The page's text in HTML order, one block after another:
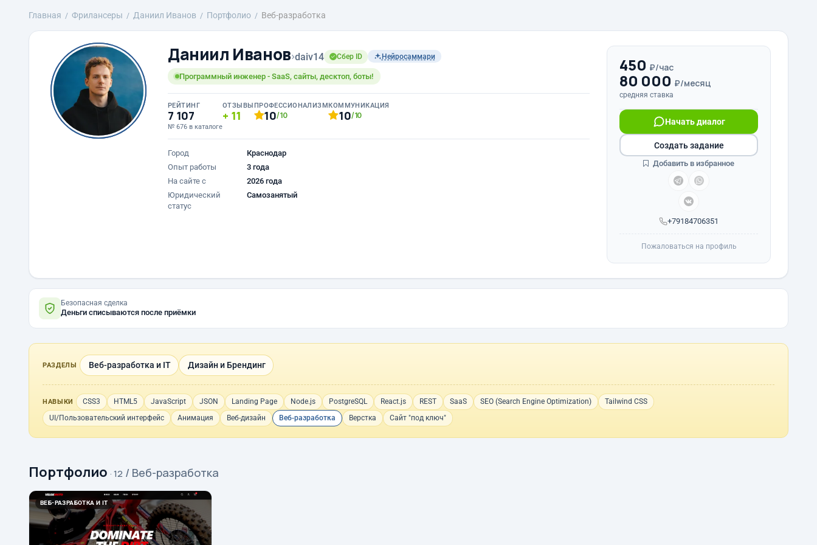
Главная Фрилансеры Даниил Иванов Портфолио Веб-разработка
Даниил Иванов›daiv14 Сбер ID Нейросаммари
Программный инженер - SaaS, сайты, десктоп, боты!
РЕЙТИНГ
7 107
№ 676 в каталоге
ОТЗЫВЫ
11
ПРОФЕССИОНАЛИЗМ
10/10
КОММУНИКАЦИЯ
10/10
Город
Краснодар
Опыт работы
3 года
На сайте с
2026 года
Юридический
статус
Самозанятый
450 ₽/час
80 000 ₽/месяц
средняя ставка
+79184706351
Начать диалог
Создать задание
Добавить в избранное
Пожаловаться на профиль
Безопасная сделка
Деньги списываются после приёмки
РАЗДЕЛЫ Веб-разработка и IT Дизайн и Брендинг
НАВЫКИ CSS3 HTML5 JavaScript JSON Landing Page Node.js PostgreSQL React.js REST SaaS SEO (Search Engine Optimization)
Tailwind CSS
UI/Пользовательский интерфейс
Анимация Веб-дизайн Веб-разработка Верстка Сайт "под ключ"
Портфолио · 12 / Веб-разработка
ВЕБ-РАЗРАБОТКА И IT